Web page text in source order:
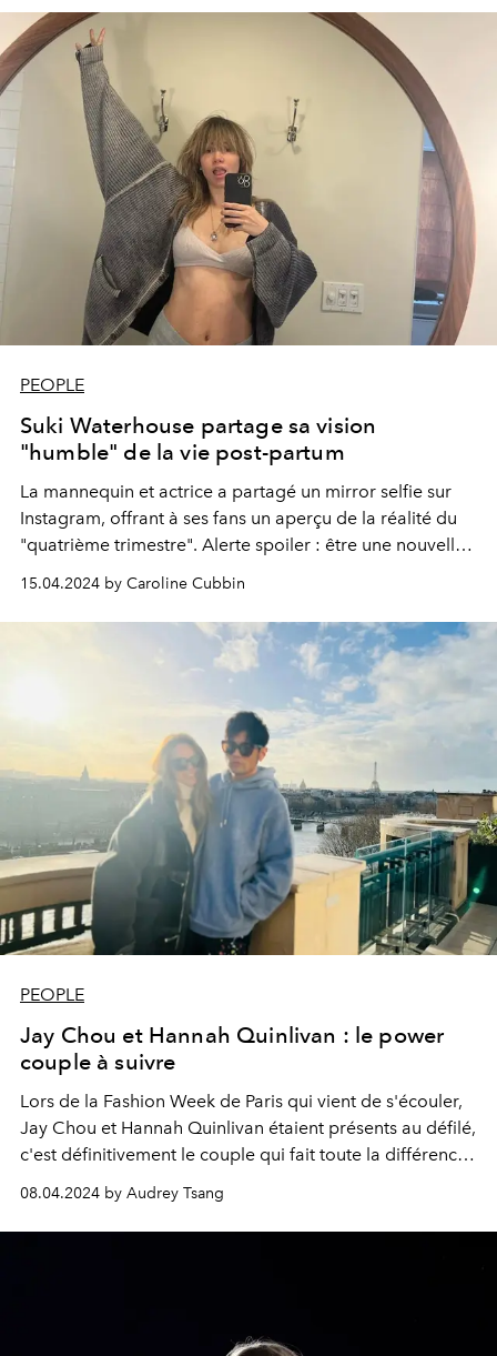
PEOPLE
Suki Waterhouse partage sa vision
"humble" de la vie post-partum
La mannequin et actrice a partagé un mirror selfie sur
Instagram, offrant à ses fans un aperçu de la réalité du
"quatrième trimestre". Alerte spoiler : être une nouvelle
maman est épuisant.
15.04.2024 by Caroline Cubbin
PEOPLE
Jay Chou et Hannah Quinlivan : le power
couple à suivre
Lors de la Fashion Week de Paris qui vient de s'écouler,
Jay Chou et Hannah Quinlivan étaient présents au défilé,
c'est définitivement le couple qui fait toute la différence
dans le milieu de la mode. La brillante performance du
duo a une fois de plus prouvé leur influence dans le
monde de la mode. Jay Chou, ambassadeur mondial de
d'excellence sans précédent dans les secteurs du
08.04.2024 by Audrey Tsang